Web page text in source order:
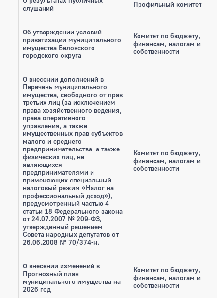
слушаний
Профильный комитет
Об утверждении условий
приватизации муниципального
имущества Беловского
городского округа
Комитет по бюджету,
финансам, налогам и
собственности
О внесении дополнений в
Перечень муниципального
имущества, свободного от прав
третьих лиц (за исключением
права хозяйственного ведения,
права оперативного
управления, а также
имущественных прав субъектов
малого и среднего
предпринимательства, а также
физических лиц, не
являющихся
предпринимателями и
применяющих специальный
налоговый режим «Налог на
профессиональный доход»),
предусмотренный частью 4
статьи 18 Федерального закона
от 24.07.2007 № 209-ФЗ,
утвержденный решением
Совета народных депутатов от
26.06.2008 № 70/374-н.
Комитет по бюджету,
финансам, налогам и
собственности
О внесении изменений в
Прогнозный план
муниципального имущества на
2026 год
Комитет по бюджету,
финансам, налогам и
собственности